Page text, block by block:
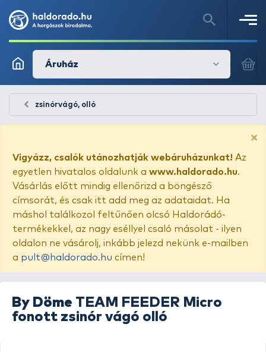
Áruház
zsinórvágó, olló
×
Vigyázz, csalók utánozhatják webáruházunkat! Az
egyetlen hivatalos oldalunk a www.haldorado.hu.
Vásárlás előtt mindig ellenőrizd a böngésző
címsorát, és csak itt add meg az adataidat. Ha
máshol találkozol feltűnően olcsó Haldorádó-
termékekkel, az nagy eséllyel csaló másolat - ilyen
oldalon ne vásárolj, inkább jelezd nekünk e-mailben
a pult@haldorado.hu címen!
By Döme TEAM FEEDER Micro
fonott zsinór vágó olló